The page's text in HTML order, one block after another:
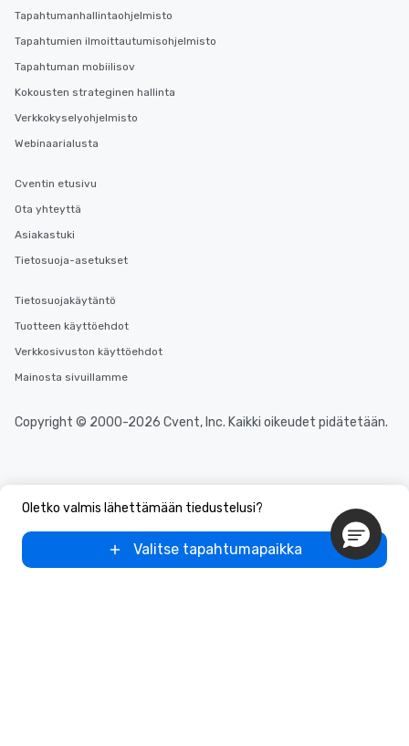
Oletko valmis lähettämään tiedustelusi?
Valitse tapahtumapaikka
Tapahtumanhallintaohjelmisto
Tapahtumien ilmoittautumisohjelmisto
Tapahtuman mobiilisov
Kokousten strateginen hallinta
Verkkokyselyohjelmisto
Webinaarialusta
Cventin etusivu
Ota yhteyttä
Asiakastuki
Tietosuoja-asetukset
Tietosuojakäytäntö
Tuotteen käyttöehdot
Verkkosivuston käyttöehdot
Mainosta sivuillamme
Copyright © 2000-2026 Cvent, Inc. Kaikki oikeudet pidätetään.